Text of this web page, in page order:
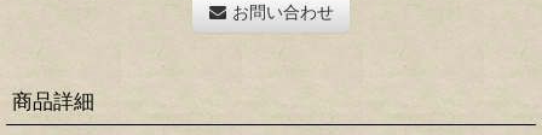
お問い合わせ
商品詳細